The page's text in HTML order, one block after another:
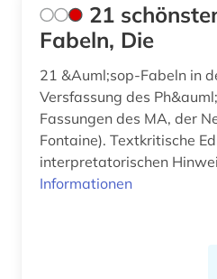
aufführung (6)
aufklärung (3)
aufsatz (1)
ausbildung (2)
aussprache (3)
Suedamerika (2)
Suedasien (4)
Suedostasien (1)
Suedosteuropa (2)
21
Fabeln, Die
21 &Auml;sop-Fabeln in
Versfassung des
Fassungen des MA, der
Fontaine). Textkritische
interpretatorischen
Informationen